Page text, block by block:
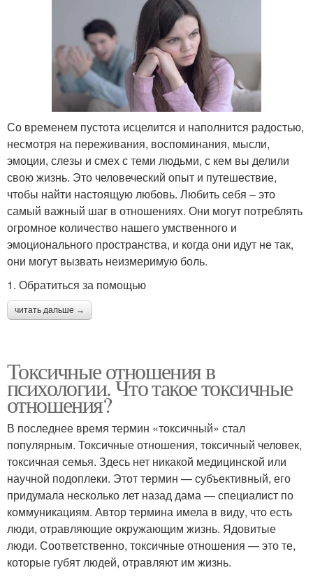
Со временем пустота исцелится и наполнится радостью,
несмотря на переживания, воспоминания, мысли,
эмоции, слезы и смех с теми людьми, с кем вы делили
свою жизнь. Это человеческий опыт и путешествие,
чтобы найти настоящую любовь. Любить себя – это
самый важный шаг в отношениях. Они могут потреблять
огромное количество нашего умственного и
эмоционального пространства, и когда они идут не так,
они могут вызвать неизмеримую боль.
1. Обратиться за помощью
читать дальше →
Токсичные отношения в
психологии. Что такое токсичные
отношения?
В последнее время термин «токсичный» стал
популярным. Токсичные отношения, токсичный человек,
токсичная семья. Здесь нет никакой медицинской или
научной подоплеки. Этот термин — субъективный, его
придумала несколько лет назад дама — специалист по
коммуникациям. Автор термина имела в виду, что есть
люди, отравляющие окружающим жизнь. Ядовитые
люди. Соответственно, токсичные отношения — это те,
которые губят людей, отравляют им жизнь.